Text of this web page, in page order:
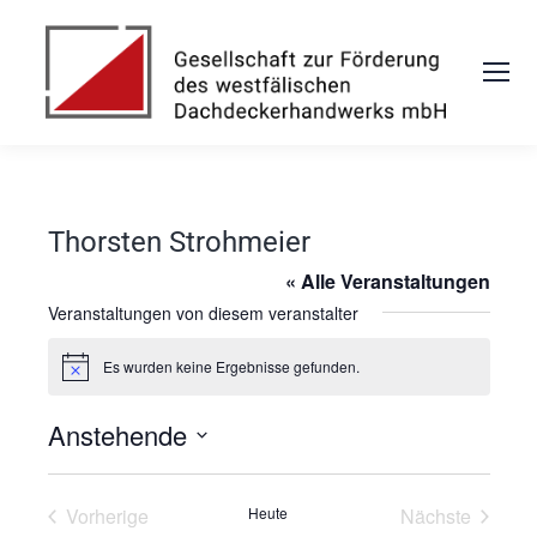
Thorsten Strohmeier
« Alle Veranstaltungen
Veranstaltungen von diesem veranstalter
Notice Es wurden keine Ergebnisse gefunden.
Anstehende
Datum
wählen.
Vorherige
Heute
Nächste